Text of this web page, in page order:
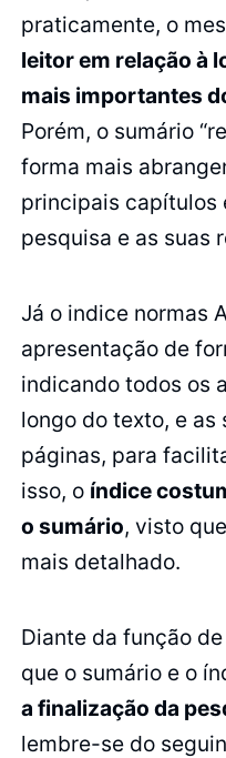
praticamente, o
leitor em relação à
mais importantes
Porém, o sumário
forma mais
principais capítulos
pesquisa e as suas
Já o indice normas
apresentação de
indicando todos os
longo do texto, e as
páginas, para
isso, o índice
o sumário, visto
mais detalhado.
Diante da função
que o sumário e o
a finalização da
lembre-se do